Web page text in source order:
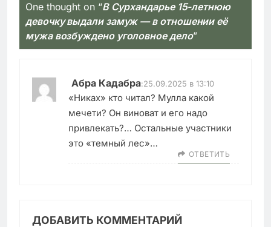
One thought on “В Сурхандарье 15-летнюю
девочку выдали замуж — в отношении её
мужа возбуждено уголовное дело”
Абра Кадабра:25.09.2025 в 13:10
«Никах» кто читал? Мулла какой
мечети? Он виноват и его надо
привлекать?… Остальные участники
это «темный лес»…
ОТВЕТИТЬ
ДОБАВИТЬ КОММЕНТАРИЙ